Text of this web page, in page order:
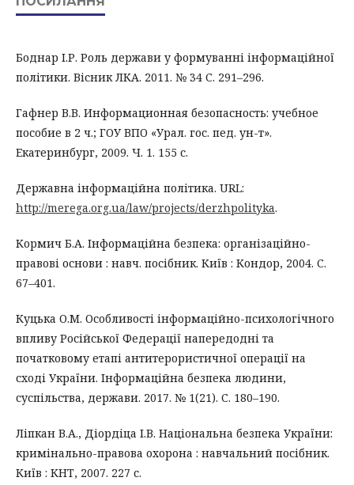
Боднар І.Р. Роль держави у формуванні інформаційної
політики. Вісник ЛКА. 2011. № 34 С. 291–296.
Гафнер В.В. Информационная безопасность: учебное
пособие в 2 ч.; ГОУ ВПО «Урал. гос. пед. ун-т».
Екатеринбург, 2009. Ч. 1. 155 с.
Державна інформаційна політика. URL:
http://merega.org.ua/law/projects/derzhpolityka.
Кормич Б.А. Інформаційна безпека: організаційно-
правові основи : навч. посібник. Київ : Кондор, 2004. С.
67–401.
Куцька О.М. Особливості інформаційно-психологічного
впливу Російської Федерації напередодні та
початковому етапі антитерористичної операції на
сході України. Інформаційна безпека людини,
суспільства, держави. 2017. № 1(21). С. 180–190.
Ліпкан В.А., Діордіца І.В. Національна безпека України:
кримінально-правова охорона : навчальний посібник.
Київ : КНТ, 2007. 227 с.